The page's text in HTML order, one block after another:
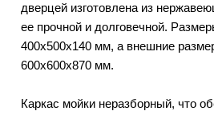
дверцей изготовлена из
ее прочной и долговечной.
400х500х140 мм, а внешние
600х600х870 мм.
Каркас мойки неразборный, что